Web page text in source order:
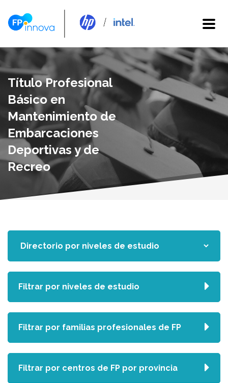
Título Profesional
Básico en
Mantenimiento de
Embarcaciones
Deportivas y de
Recreo
Filtrar por niveles de estudio
Filtrar por familias profesionales de FP
Filtrar por centros de FP por provincia